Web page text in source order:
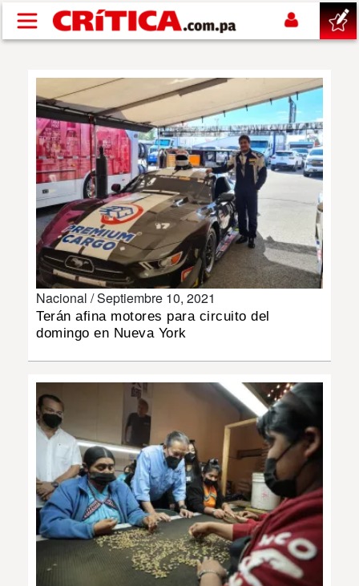
Pasar al contenido principal
SUCESOS
NACIONAL
POLÍTICA
SHOW
DEPORTES
MULTIMEDIA
IMPRESO
Nacional /Septiembre 10, 2021
Terán afina motores para circuito del
domingo en Nueva York